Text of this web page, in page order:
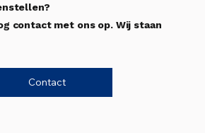
contact met ons op. Wij staan
Contact